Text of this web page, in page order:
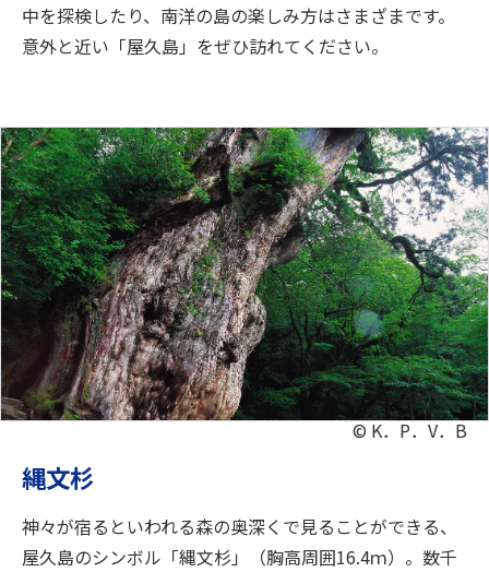
中を探検したり、南洋の島の楽しみ方はさまざまです。
意外と近い「屋久島」をぜひ訪れてください。
© K．P．V．B
縄文杉
神々が宿るといわれる森の奥深くで見ることができる、
屋久島のシンボル「縄文杉」（胸高周囲16.4ｍ）。数千